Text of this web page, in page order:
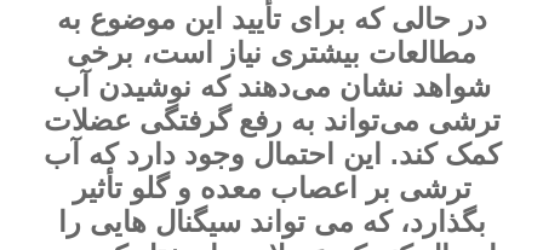
در حالی که برای تأیید این موضوع به
مطالعات بیشتری نیاز است، برخی
شواهد نشان می‌دهند که نوشیدن آب
ترشی می‌تواند به رفع گرفتگی عضلات
کمک کند. این احتمال وجود دارد که آب
ترشی بر اعصاب معده و گلو تأثیر
بگذارد، که می تواند سیگنال هایی را